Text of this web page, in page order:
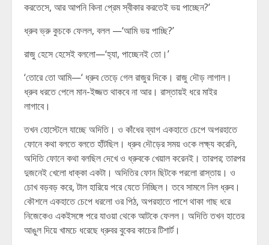
করতেসে, আর আপনি কিনা প্রেম স্বীকার করতেই ভয় পাচ্ছেন?’
ধ্রুব ভ্রু কুচকে ফেলল, বলল —‘আমি ভয় পাচ্ছি?’
রাজু হেসে হেসেই বললো—‘হ্যা, পাচ্ছেনই তো।’
‘তোরে তো আমি—‘ ধ্রুব তেড়ে গেল রাজুর দিকে। রাজু দৌড় লাগাল।
ধ্রুব ধরতে পেলে মান-ইজ্জত থাকবে না আর। রাস্তায়ই ধরে মাইর
লাগাবে।
তখন হোস্টেলে যাচ্ছে অদিতি। ও কাঁধের ব্যাগ একহাতে চেপে অপরহাতে
ফোনে কথা বলতে বলতে হাঁটছিল। ধ্রুব দৌড়ের সময় ওকে লক্ষ্য করেনি,
অদিতি ফোনে কথা বলছিল দেখে ও ধ্রুবকে খেয়াল করেনই। তারপর; তারপর
দুজনেই খেলো ধাক্কা একটা। অদিতির ফোন ছিটকে পরলো রাস্তায়। ও
চোখ বড়বড় করে, টাল হারিয়ে পরে যেতে নিচ্ছিল। তবে সামলে নিল ধ্রুব।
কৌশলে একহাতে চেপে ধরলো ওর পিঠ, অপরহাতে পাশে থাকা গাছ ধরে
নিজেকেও একইসঙ্গে পরে যাওয়া থেকে আটকে ফেলল। অদিতি তখন হাতের
আঙুল দিয়ে খামচে ধরেছে ধ্রুবর বুকের কাচের টিশার্ট।